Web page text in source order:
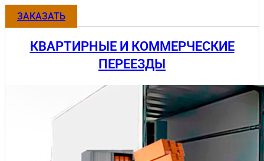
ЗАКАЗАТЬ
КВАРТИРНЫЕ И КОММЕРЧЕСКИЕ
ПЕРЕЕЗДЫ